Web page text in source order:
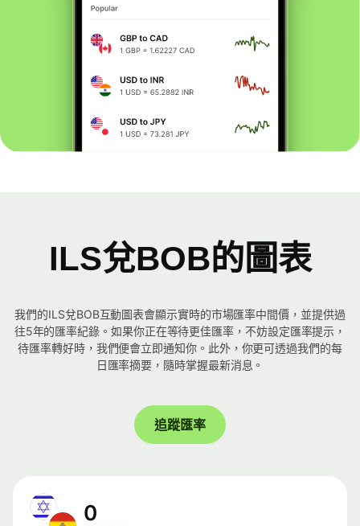
ILS兌BOB的圖表
我們的ILS兌BOB互動圖表會顯示實時的市場匯率中間價，並提供過
往5年的匯率紀錄。如果你正在等待更佳匯率，不妨設定匯率提示，
待匯率轉好時，我們便會立即通知你。此外，你更可透過我們的每
日匯率摘要，隨時掌握最新消息。
追蹤匯率
0